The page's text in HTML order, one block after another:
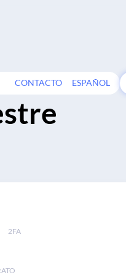
CONTACTO ESPAÑOL
2FA